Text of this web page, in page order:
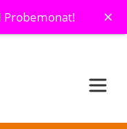
Probemonat! ×